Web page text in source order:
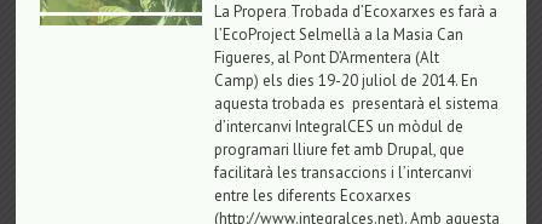
La Propera Trobada d’Ecoxarxes es farà a
l’EcoProject Selmellà a la Masia Can
Figueres, al Pont D’Armentera (Alt
Camp) els dies 19-20 juliol de 2014. En
aquesta trobada es presentarà el sistema
d’intercanvi IntegralCES un mòdul de
programari lliure fet amb Drupal, que
facilitarà les transaccions i l’intercanvi
entre les diferents Ecoxarxes
(http://www.integralces.net). Amb aquesta